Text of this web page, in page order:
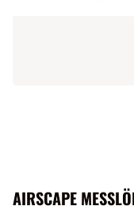
AIRSCAPE